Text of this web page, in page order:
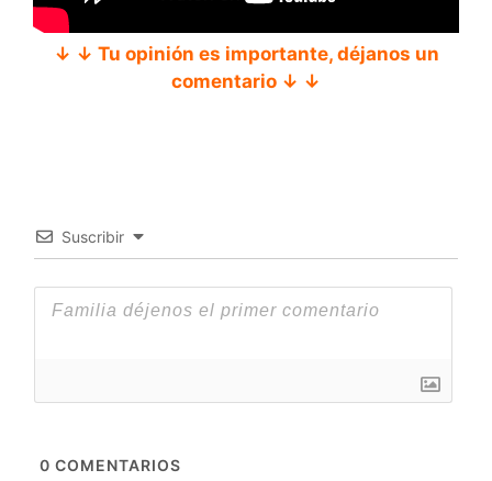
↓ ↓ Tu opinión es importante, déjanos un
comentario ↓ ↓
Suscribir
0 COMENTARIOS